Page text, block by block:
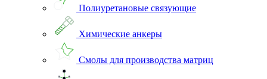
Полиуретановые связующие
Химические анкеры
Смолы для производства матриц